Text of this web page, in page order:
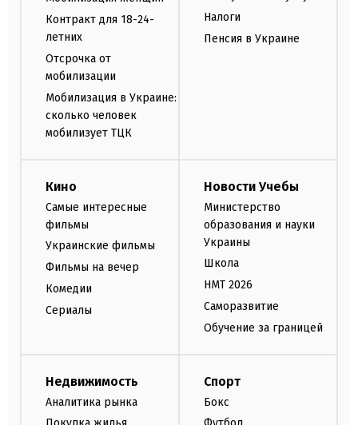
Контракт для 18-24-
летних
Отсрочка от
мобилизации
Мобилизация в Украине:
сколько человек
мобилизует ТЦК
Налоги
Пенсия в Украине
Кино
Самые интересные
фильмы
Украинские фильмы
Фильмы на вечер
Комедии
Сериалы
Новости Учебы
Министерство
образования и науки
Украины
Школа
НМТ 2026
Саморазвитие
Обучение за границей
Недвижимость
Аналитика рынка
Спорт
Бокс